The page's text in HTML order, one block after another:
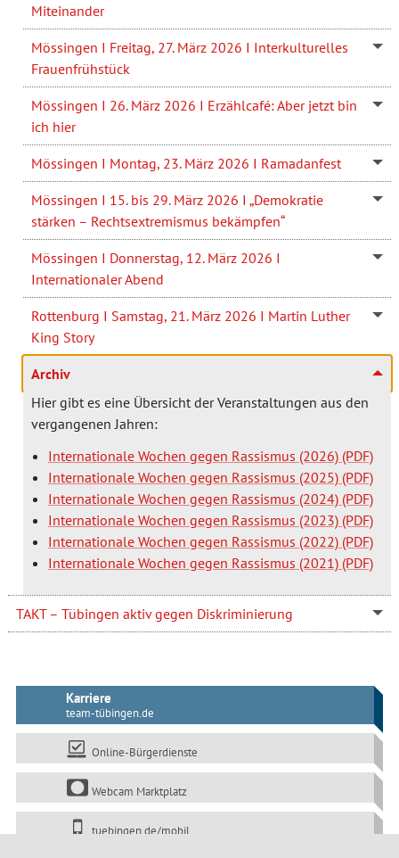
Miteinander
Mössingen I Freitag, 27. März 2026 I Interkulturelles
Frauenfrühstück
Mössingen I 26. März 2026 I Erzählcafé: Aber jetzt bin
ich hier
Mössingen I Montag, 23. März 2026 I Ramadanfest
Mössingen I 15. bis 29. März 2026 I „Demokratie
stärken – Rechtsextremismus bekämpfen“
Mössingen I Donnerstag, 12. März 2026 I
Internationaler Abend
Rottenburg I Samstag, 21. März 2026 I Martin Luther
King Story
Archiv
Hier gibt es eine Übersicht der Veranstaltungen aus den
vergangenen Jahren:
Internationale Wochen gegen Rassismus (2026)
Internationale Wochen gegen Rassismus (2025)
Internationale Wochen gegen Rassismus (2024)
Internationale Wochen gegen Rassismus (2023)
Internationale Wochen gegen Rassismus (2022)
Internationale Wochen gegen Rassismus (2021)
TAKT – Tübingen aktiv gegen Diskriminierung
Karriere
team-tübingen.de
Online-Bürgerdienste
Webcam Marktplatz
tuebingen.de/mobil